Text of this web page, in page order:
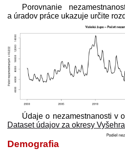
Porovnanie
a úradov práce ukazuje určite
Údaje o nezamestnanosti v
Dataset údajov za okresy
Demografia